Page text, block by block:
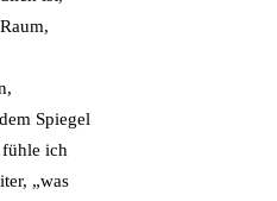
Spiegel
fühle ich
„was